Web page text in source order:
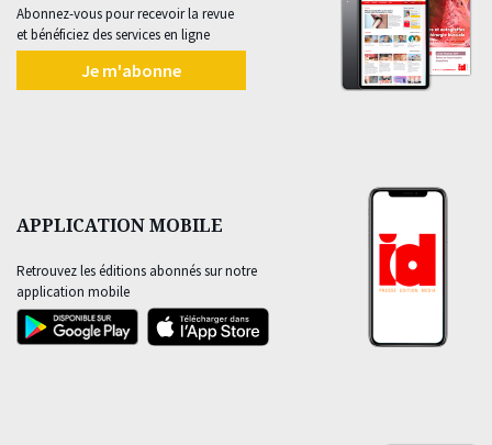
Abonnez-vous pour recevoir la revue
et bénéficiez des services en ligne
Je m'abonne
APPLICATION MOBILE
Retrouvez les éditions abonnés sur notre
application mobile